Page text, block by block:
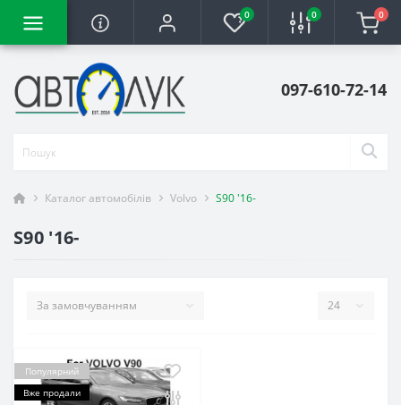
0 0 0
097-610-72-14
Каталог автомобілів Volvo S90 '16-
S90 '16-
Популярний
Вже продали